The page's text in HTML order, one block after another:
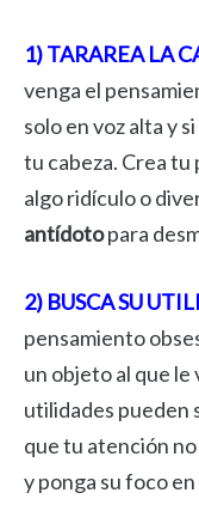
1) TARAREA LA
venga el
solo en voz alta y
tu cabeza. Crea
algo ridículo o
antídotopara
2) BUSCA SU
pensamiento
un objeto al que le
utilidades pueden
que tu atención
y ponga su foco